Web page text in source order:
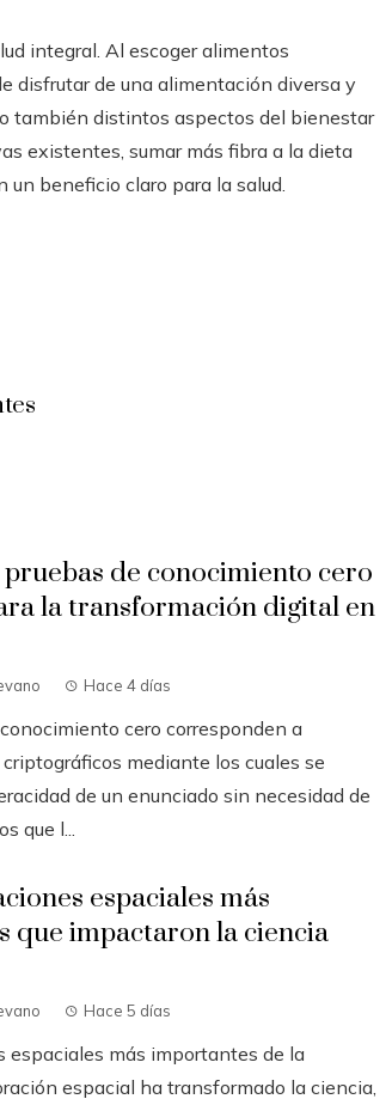
integral. Al escoger alimentos
disfrutar de una alimentación diversa y
también distintos aspectos del bienestar
existentes, sumar más fibra a la dieta
beneficio claro para la salud.
de conocimiento cero
la transformación digital en
Hace 4 días
cero corresponden a
mediante los cuales se
de un enunciado sin necesidad de
que l...
espaciales más
que impactaron la ciencia
Hace 5 días
espaciales más importantes de la
espacial ha transformado la ciencia,